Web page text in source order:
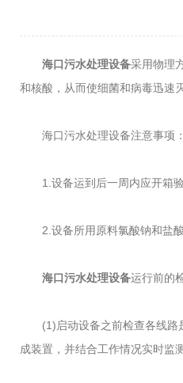
海口污水处理设备采用物理
和核酸，从而使细菌和病毒迅速
海口污水处理设备注意事项：
1.设备运到后一周内应开箱验
2.设备所用原料氯酸钠和盐酸
海口污水处理设备运行前的
(1)启动设备之前检查各线路是
成装置，并结合工作情况实时监